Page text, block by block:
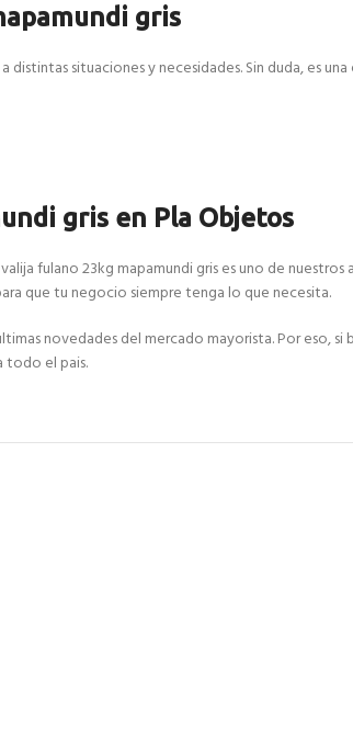
gris
situaciones y necesidades. Sin duda, es
gris en Pla Objetos
fulano 23kg mapamundi gris es uno de
que tu negocio siempre tenga lo que necesita.
novedades del mercado mayorista. Por eso, si
todo el pais.